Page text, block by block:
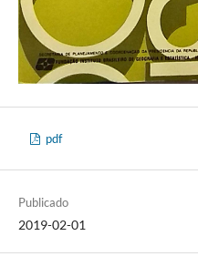
pdf
Publicado
2019-02-01